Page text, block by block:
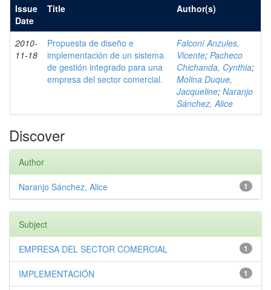
Issue
Date
Title Author(s)
2010-
11-18
Propuesta de diseño e
implementación de un sistema
de gestión integrado para una
empresa del sector comercial.
Falconí Anzules,
Vicente; Pacheco
Chichanda, Cynthia;
Molina Duque,
Jacqueline; Naranjo
Sánchez, Alice
Discover
Author
1
Naranjo Sánchez, Alice
Subject
1
EMPRESA DEL SECTOR COMERCIAL
1
IMPLEMENTACIÓN